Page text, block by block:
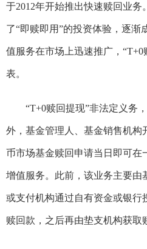
于2012年开始推出快速赎回业
了“即赎即用”的投资体验，逐渐
值服务在市场上迅速推广，
表。
“T+0赎回提现”非法定义务，
外，基金管理人、基金销售机构
币市场基金赎回申请当日即可在
增值服务。此前，该业务主要由
或支付机构通过自有资金或银行
赎回款，之后再由垫支机构获取